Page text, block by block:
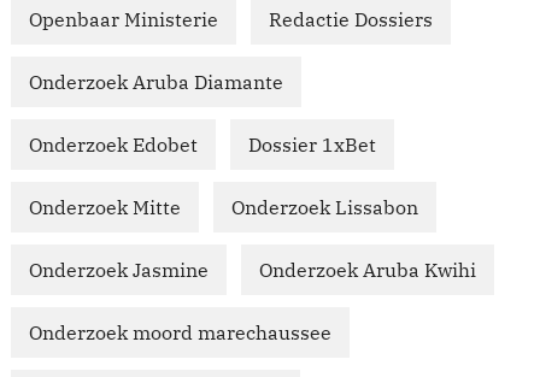
Openbaar Ministerie Redactie Dossiers
Onderzoek Aruba Diamante
Onderzoek Edobet Dossier 1xBet
Onderzoek Mitte Onderzoek Lissabon
Onderzoek Jasmine Onderzoek Aruba Kwihi
Onderzoek moord marechaussee